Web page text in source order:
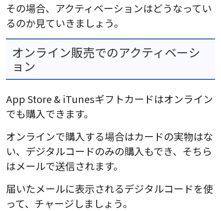
その場合、アクティベーションはどうなってい
るのか見ていきましょう。
オンライン販売でのアクティベーシ
ョン
App Store & iTunesギフトカードはオンライン
でも購入できます。
オンラインで購入する場合はカードの実物はな
い、デジタルコードのみの購入もでき、そちら
はメールで送信されます。
届いたメールに表示されるデジタルコードを使
って、チャージしましょう。